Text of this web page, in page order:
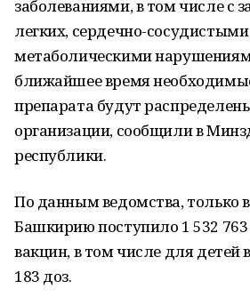
заболеваниями, в том числе с
легких, сердечно-
метаболическими
ближайшее время
препарата будут
организации, сообщили в
республики.
По данным ведомства, только
Башкирию поступило 1 532
вакцин, в том числе для детей
183 доз.